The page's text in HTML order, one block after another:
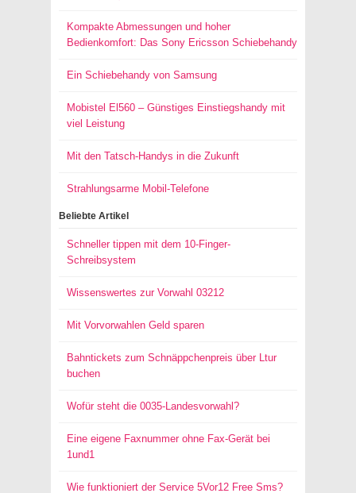
Kompakte Abmessungen und hoher
Bedienkomfort: Das Sony Ericsson Schiebehandy
Ein Schiebehandy von Samsung
Mobistel El560 – Günstiges Einstiegshandy mit
viel Leistung
Mit den Tatsch-Handys in die Zukunft
Strahlungsarme Mobil-Telefone
Beliebte Artikel
Schneller tippen mit dem 10-Finger-
Schreibsystem
Wissenswertes zur Vorwahl 03212
Mit Vorvorwahlen Geld sparen
Bahntickets zum Schnäppchenpreis über Ltur
buchen
Wofür steht die 0035-Landesvorwahl?
Eine eigene Faxnummer ohne Fax-Gerät bei
1und1
Wie funktioniert der Service 5Vor12 Free Sms?